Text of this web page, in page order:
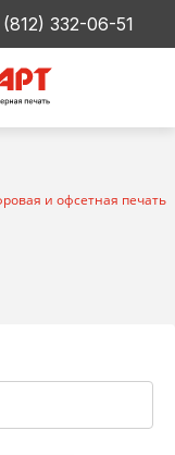
332-06-51
и офсетная печать